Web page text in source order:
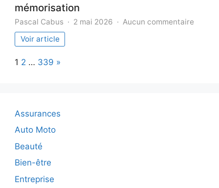
mémorisation
Pascal Cabus 2 mai 2026 Aucun commentaire
Voir article
Page:
1 2 … 339 Next
»
Assurances
Auto Moto
Beauté
Bien-être
Entreprise